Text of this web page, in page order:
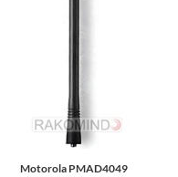
Motorola PMAD4049